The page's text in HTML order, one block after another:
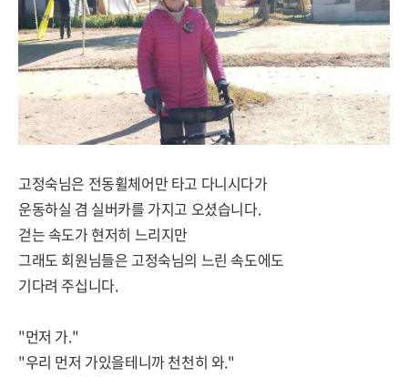
고정숙님은 전동휠체어만 타고 다니시다가
운동하실 겸 실버카를 가지고 오셨습니다.
걷는 속도가 현저히 느리지만
그래도 회원님들은 고정숙님의 느린 속도에도
기다려 주십니다.
"먼저 가."
"우리 먼저 가있을테니까 천천히 와."